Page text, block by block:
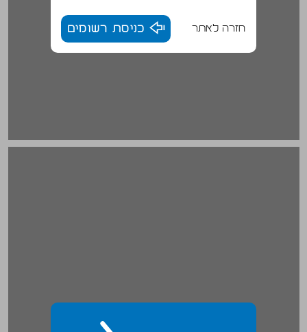
חזרה לאתר כניסת רשומים